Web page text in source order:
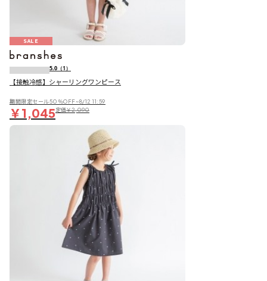
SALE
5.0 （1）
【接触冷感】シャーリングワンピース
期間限定セール50％OFF~8/12 11:59
￥1,045定価￥2,090